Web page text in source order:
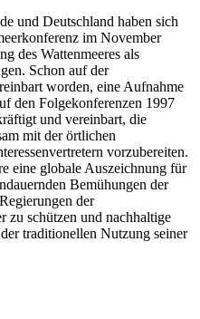
und Deutschland haben sich
im November
des Wattenmeeres als
Schon auf der
worden, eine Aufnahme
den Folgekonferenzen 1997
und vereinbart, die
mit der örtlichen
vorzubereiten.
eine globale Auszeichnung für
Bemühungen der
der
zu schützen und nachhaltige
traditionellen Nutzung seiner